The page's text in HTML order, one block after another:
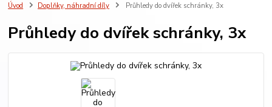
Úvod Doplňky, náhradní díly Průhledy do dvířek schránky, 3x
Průhledy do dvířek schránky, 3x